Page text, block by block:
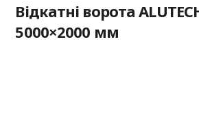
Відкатні ворота
5000×2000 мм